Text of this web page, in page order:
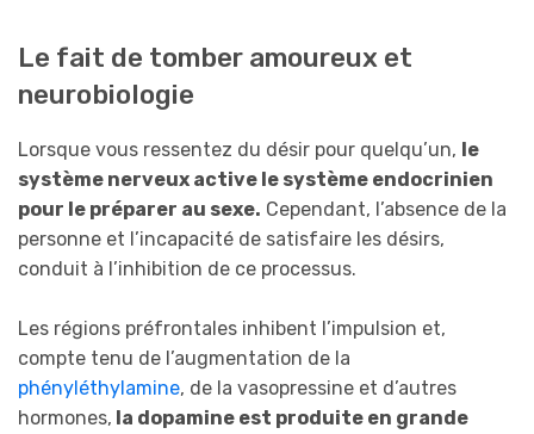
Le fait de tomber amoureux et
neurobiologie
Lorsque vous ressentez du désir pour quelqu’un, le
système nerveux active le système endocrinien
pour le préparer au sexe. Cependant, l’absence de la
personne et l’incapacité de satisfaire les désirs,
conduit à l’inhibition de ce processus.
Les régions préfrontales inhibent l’impulsion et,
compte tenu de l’augmentation de la
phényléthylamine, de la vasopressine et d’autres
hormones, la dopamine est produite en grande